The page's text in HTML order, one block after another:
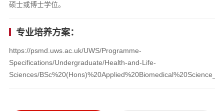
硕士或博士学位。
专业培养方案：
https://psmd.uws.ac.uk/UWS/Programme-
Specifications/Undergraduate/Health-and-Life-
Sciences/